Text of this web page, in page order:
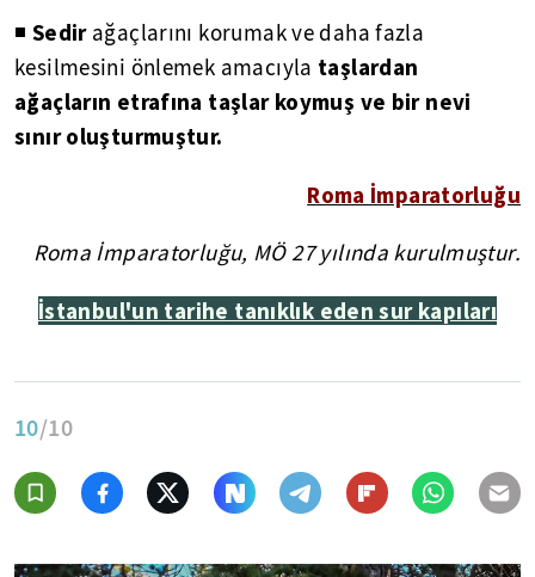
◾ Sedir ağaçlarını korumak ve daha fazla
kesilmesini önlemek amacıyla taşlardan
ağaçların etrafına taşlar koymuş ve bir nevi
sınır oluşturmuştur.
Roma İmparatorluğu
Roma İmparatorluğu, MÖ 27 yılında kurulmuştur.
İstanbul'un tarihe tanıklık eden sur kapıları
10/10